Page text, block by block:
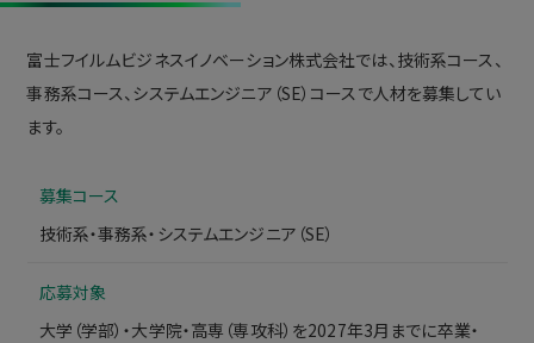
富士フイルムビジネスイノベーション株式会社では、技術系コース、
事務系コース、システムエンジニア（SE）コースで人材を募集してい
ます。
募集コース
技術系・事務系・システムエンジニア（SE）
応募対象
大学（学部）・大学院・高専（専攻科）を2027年3月までに卒業・